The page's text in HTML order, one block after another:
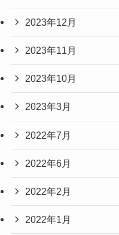
2023年12月
2023年11月
2023年10月
2023年3月
2022年7月
2022年6月
2022年2月
2022年1月